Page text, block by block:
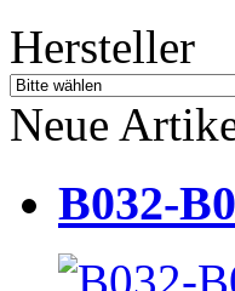
Hersteller
Neue
B032-